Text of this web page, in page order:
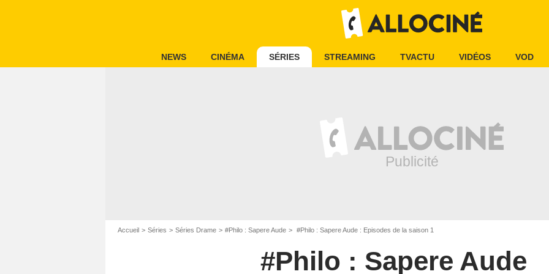
NEWS CINÉMA SÉRIES STREAMING TVACTU VIDÉOS VOD
Accueil Séries Séries Drame #Philo : Sapere Aude #Philo : Sapere Aude : Episodes de la saison 1
#Philo : Sapere Aude